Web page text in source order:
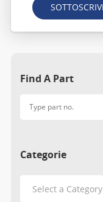
SOTTOSCRIVI
Find A Part
Categorie